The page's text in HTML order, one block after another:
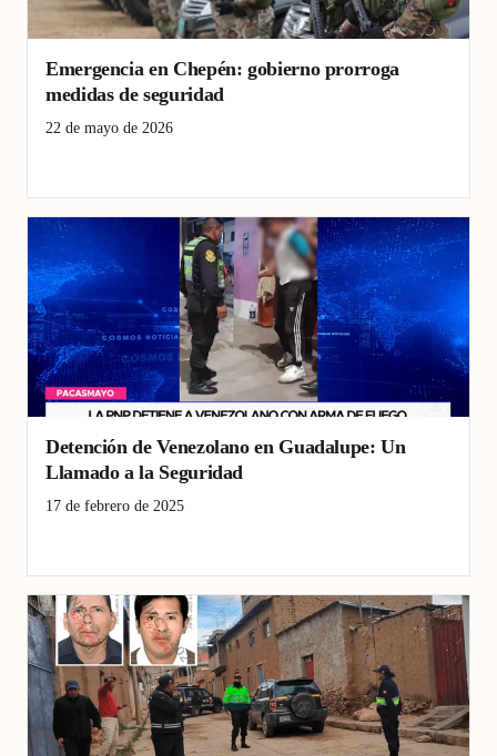
Emergencia en Chepén: gobierno prorroga
medidas de seguridad
22 de mayo de 2026
Detención de Venezolano en Guadalupe: Un
Llamado a la Seguridad
17 de febrero de 2025